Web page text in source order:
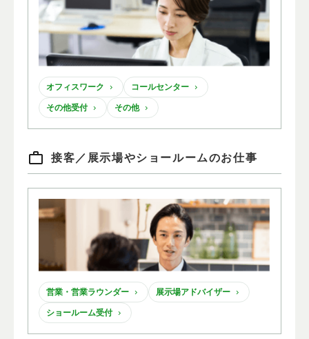
オフィスワーク コールセンター
その他受付 その他
接客 ／ 展示場やショールームのお仕事
営業・営業ラウンダー 展示場アドバイザー
ショールーム受付